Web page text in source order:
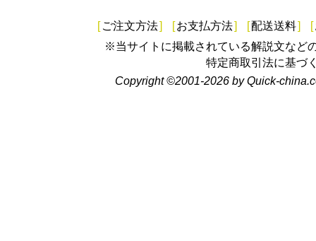
[ ご注文方法] [お支払方法] [配送送料] [
※当サイトに掲載されている解説文など
特定商取引法に基づ
Copyright ©2001-2026 by Quick-